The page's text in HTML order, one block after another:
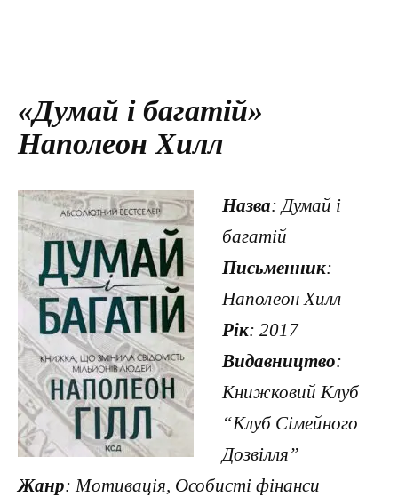
«Думай і багатій»
Наполеон Хилл
Назва: Думай і
багатій
Письменник:
Наполеон Хилл
Рік: 2017
Видавництво:
Книжковий Клуб
“Клуб Сімейного
Дозвілля”
Жанр: Мотивація, Особисті фінанси